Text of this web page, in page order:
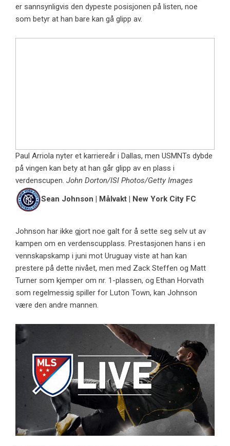
er sannsynligvis den dypeste posisjonen på listen, noe
som betyr at han bare kan gå glipp av.
Paul Arriola nyter et karriereår i Dallas, men USMNTs dybde
på vingen kan bety at han går glipp av en plass i
verdenscupen. John Dorton/ISI Photos/Getty Images
Sean Johnson | Målvakt | New York City FC
Johnson har ikke gjort noe galt for å sette seg selv ut av
kampen om en verdenscupplass. Prestasjonen hans i en
vennskapskamp i juni mot Uruguay viste at han kan
prestere på dette nivået, men med Zack Steffen og Matt
Turner som kjemper om nr. 1-plassen, og Ethan Horvath
som regelmessig spiller for Luton Town, kan Johnson
være den andre mannen.